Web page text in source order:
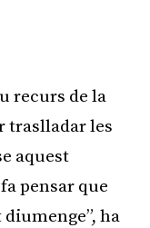
recurs de la
traslladar les
aquest
pensar que
ha